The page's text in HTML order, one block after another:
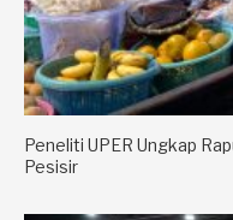
Peneliti UPER Ungkap
Pesisir